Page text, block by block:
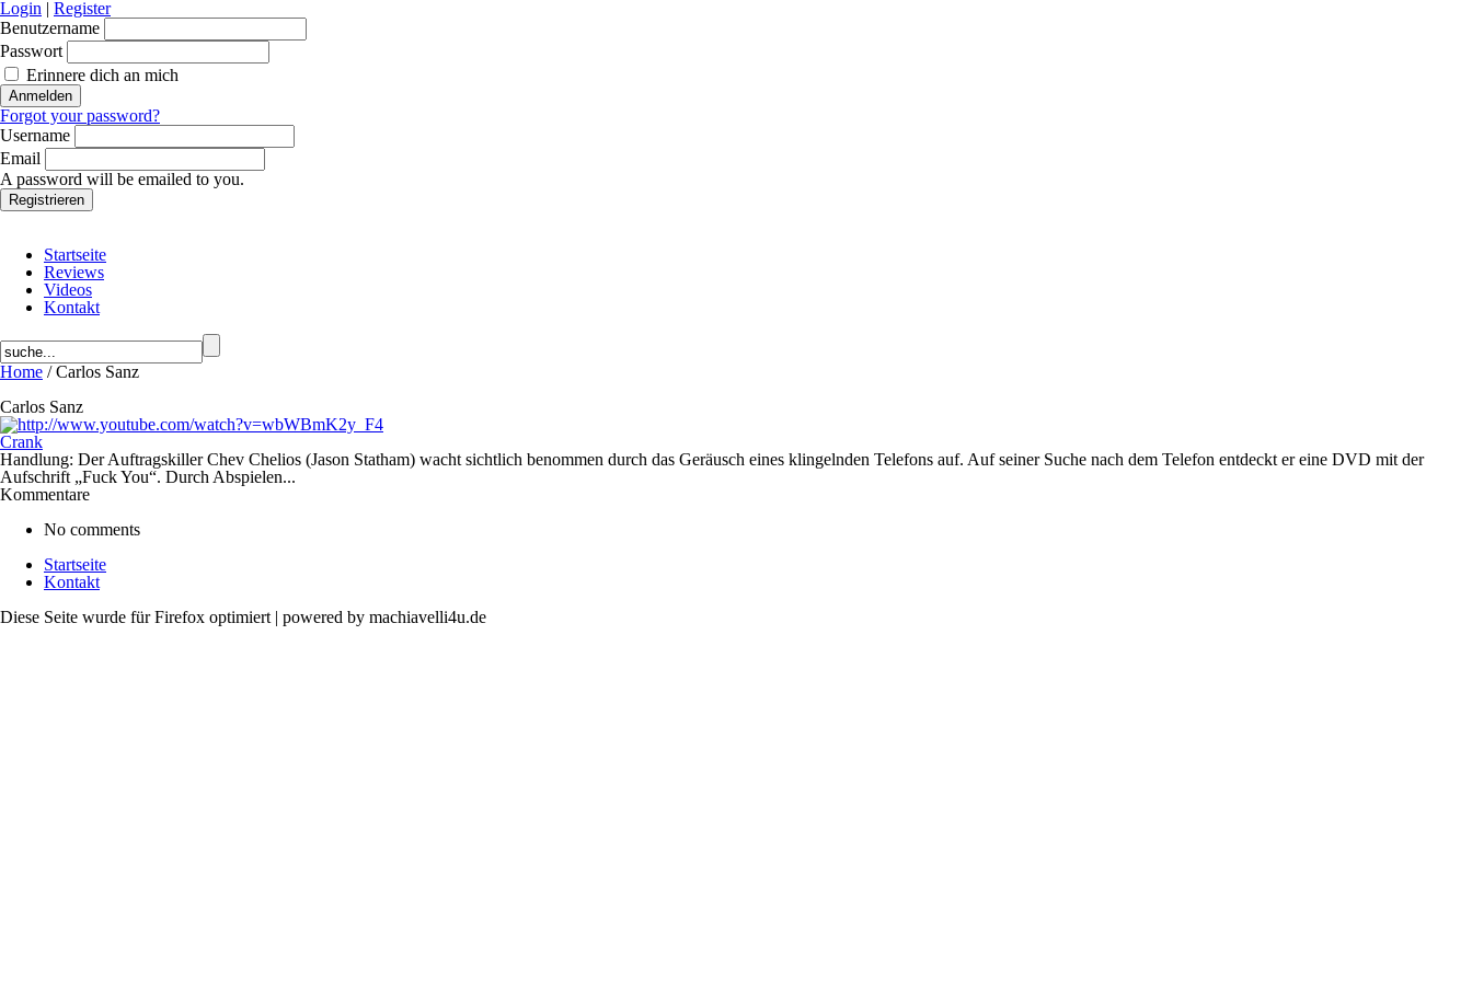
Login | Register
Benutzername
Passwort
Erinnere dich an mich
Forgot your password?
Username
Email
A password will be emailed to you.
Startseite
Reviews
Videos
Kontakt
Home / Carlos Sanz
Carlos Sanz
Crank
Handlung: Der Auftragskiller Chev Chelios (Jason Statham) wacht sichtlich benommen durch das Geräusch eines klingelnden Telefons auf. Auf seiner Suche nach dem Telefon entdeckt er eine DVD mit der
Aufschrift „Fuck You“. Durch Abspielen...
Kommentare
No comments
Startseite
Kontakt
Diese Seite wurde für Firefox optimiert | powered by machiavelli4u.de